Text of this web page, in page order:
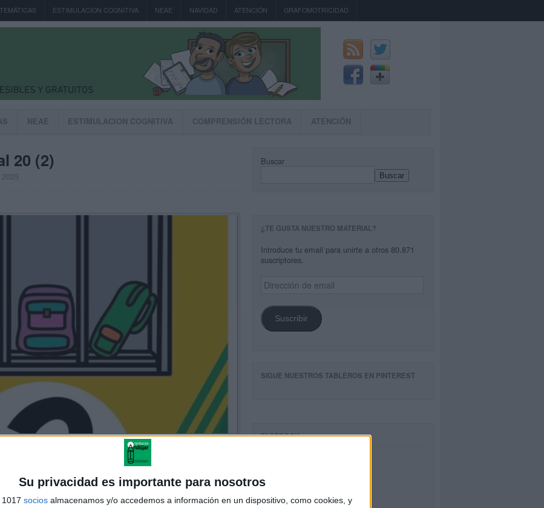
Su privacidad es importante para nosotros
socios almacenamos y/o accedemos a información en un dispositivo, como cookies, y
ESTIMULACION COGNITIVA NEAE NAVIDAD ATENCIÓN GRAFOMOTRICIDAD
NEAE ESTIMULACION COGNITIVA COMPRENSIÓN LECTORA ATENCIÓN
20 (2) Buscar
Buscar
¿TE GUSTA NUESTRO MATERIAL?
Introduce tu email para unirte a otros 80.871
suscriptores.
Dirección
de
Suscribir
SIGUE NUESTROS TABLEROS EN PINTEREST
FACEBOOK